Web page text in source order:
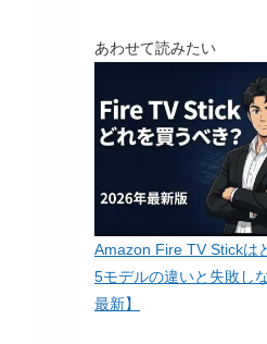
あわせて読みたい
Amazon Fire TV Stickは
5モデルの違いと失敗し
最新】